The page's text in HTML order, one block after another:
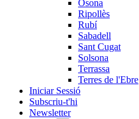
Osona
Ripollès
Rubí
Sabadell
Sant Cugat
Solsona
Terrassa
Terres de l'Ebre
Iniciar Sessió
Subscriu-t'hi
Newsletter